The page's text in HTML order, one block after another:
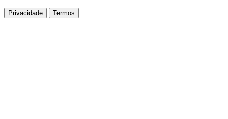
Privacidade Termos